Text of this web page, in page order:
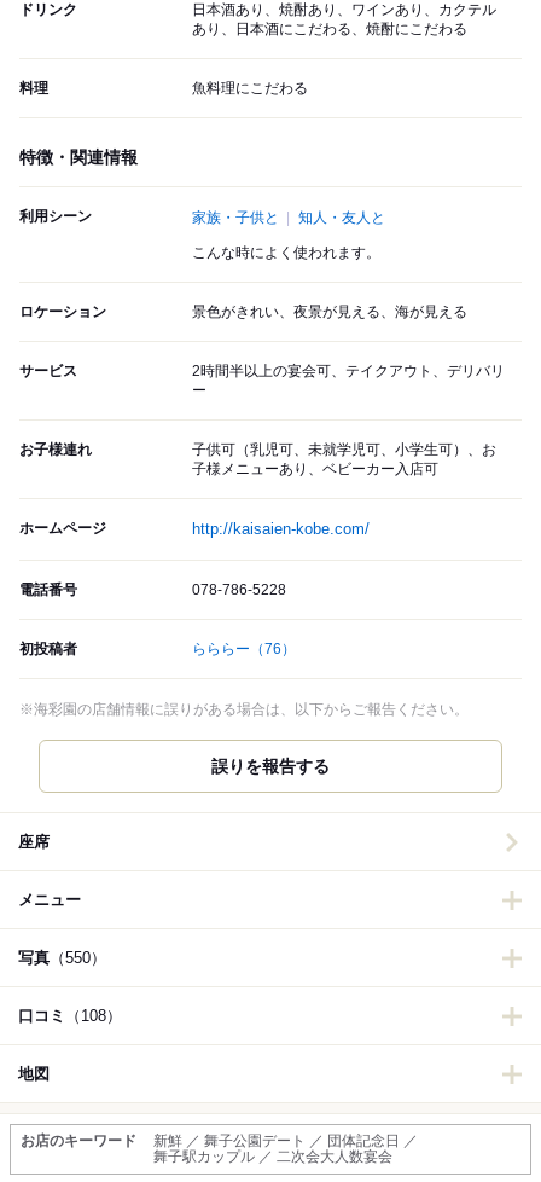
ドリンク
日本酒あり、焼酎あり、ワインあり、カクテル
あり、日本酒にこだわる、焼酎にこだわる
料理 魚料理にこだわる
特徴・関連情報
利用シーン 家族・子供と 知人・友人と
こんな時によく使われます。
ロケーション 景色がきれい、夜景が見える、海が見える
サービス
2時間半以上の宴会可、テイクアウト、デリバリ
ー
お子様連れ
子供可（乳児可、未就学児可、小学生可）、お
子様メニューあり、ベビーカー入店可
ホームページ http://kaisaien-kobe.com/
電話番号 078-786-5228
初投稿者 らららー （76）
※海彩園の店舗情報に誤りがある場合は、以下からご報告ください。
誤りを報告する
座席
メニュー
写真 （550）
口コミ （108）
地図
お店のキーワード
新鮮 ／ 舞子公園デート ／ 団体記念日 ／
舞子駅カップル ／ 二次会大人数宴会